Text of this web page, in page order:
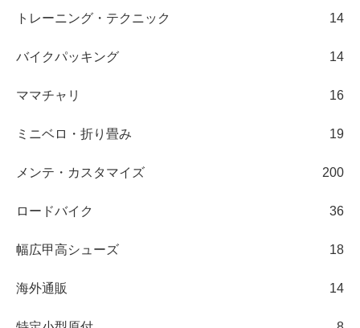
トレーニング・テクニック 14
バイクパッキング 14
ママチャリ 16
ミニベロ・折り畳み 19
メンテ・カスタマイズ 200
ロードバイク 36
幅広甲高シューズ 18
海外通販 14